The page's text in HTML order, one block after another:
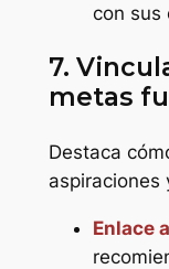
con sus
7.
metas
Destaca
aspiraciones
Enlace